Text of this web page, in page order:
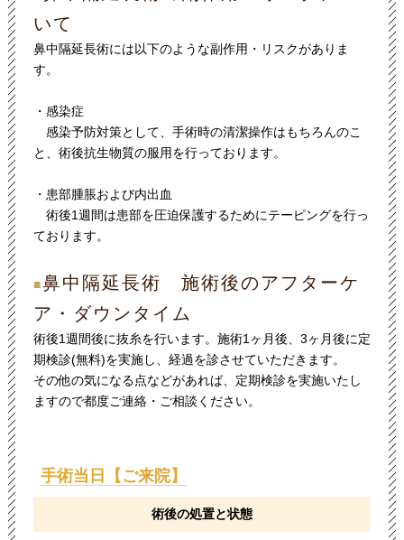
いて
鼻中隔延長術には以下のような副作用・リスクがありま
す。
・感染症
感染予防対策として、手術時の清潔操作はもちろんのこ
と、術後抗生物質の服用を行っております。
・患部腫脹および内出血
術後1週間は患部を圧迫保護するためにテーピングを行っ
ております。
■鼻中隔延長術 施術後のアフターケ
ア・ダウンタイム
術後1週間後に抜糸を行います。施術1ヶ月後、3ヶ月後に定
期検診(無料)を実施し、経過を診させていただきます。
その他の気になる点などがあれば、定期検診を実施いたし
ますので都度ご連絡・ご相談ください。
手術当日【ご来院】
術後の処置と状態